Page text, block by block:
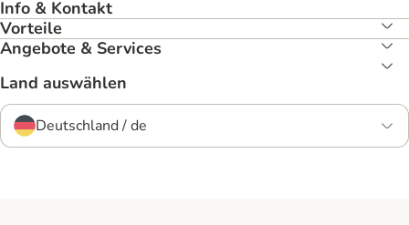
Info & Kontakt
Vorteile
Angebote & Services
Land auswählen
Deutschland / de